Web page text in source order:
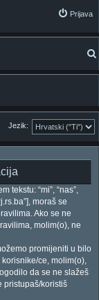
Prijava
Jezik:
tekstu: “mi”, “nas”,
moraš se
Ako se ne
molim(o), ne
promijeniti u bilo
ce, molim(o),
da se ne slažeš
pristupaš/koristiš